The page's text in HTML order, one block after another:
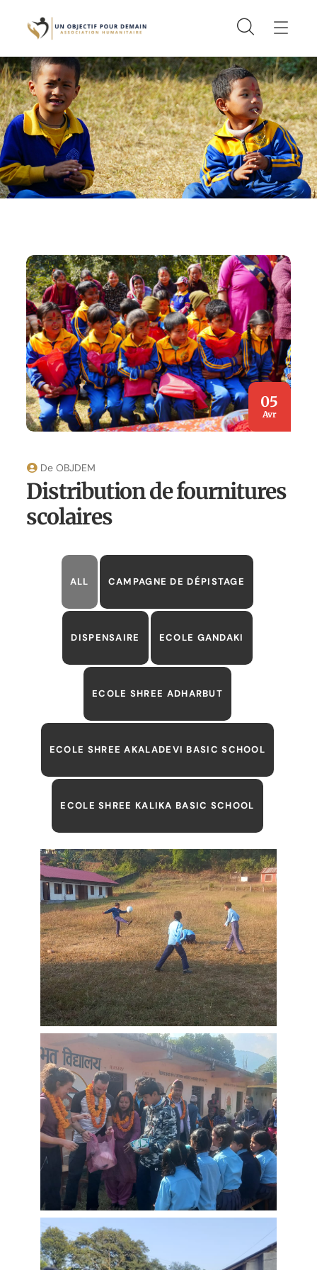
05
Avr
DeOBJDEM
Distribution de fournitures
scolaires
ALL CAMPAGNE DE DÉPISTAGE
DISPENSAIRE ECOLE GANDAKI
ECOLE SHREE ADHARBUT
ECOLE SHREE AKALADEVI BASIC SCHOOL
ECOLE SHREE KALIKA BASIC SCHOOL